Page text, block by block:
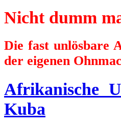
Nicht dumm
Die fast unlösbare
der eigenen
Afrikanische
Kuba